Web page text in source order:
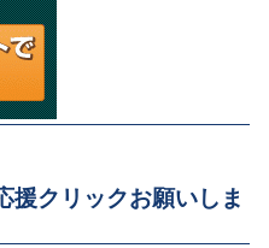
クリックお願いしま